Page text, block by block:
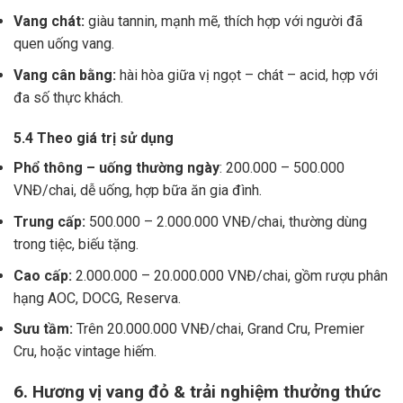
Vang chát: giàu tannin, mạnh mẽ, thích hợp với người đã
quen uống vang.
Vang cân bằng: hài hòa giữa vị ngọt – chát – acid, hợp với
đa số thực khách.
5.4 Theo giá trị sử dụng
Phổ thông – uống thường ngày: 200.000 – 500.000
VNĐ/chai, dễ uống, hợp bữa ăn gia đình.
Trung cấp: 500.000 – 2.000.000 VNĐ/chai, thường dùng
trong tiệc, biếu tặng.
Cao cấp: 2.000.000 – 20.000.000 VNĐ/chai, gồm rượu phân
hạng AOC, DOCG, Reserva.
Sưu tầm: Trên 20.000.000 VNĐ/chai, Grand Cru, Premier
Cru, hoặc vintage hiếm.
6. Hương vị vang đỏ & trải nghiệm thưởng thức